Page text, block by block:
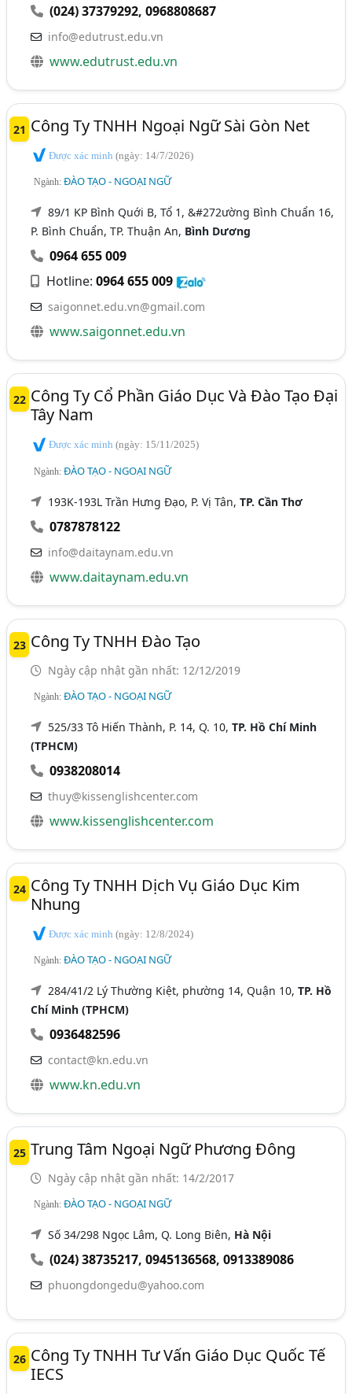
(024) 37379292,0968808687
info@edutrust.edu.vn
www.edutrust.edu.vn
21 Công Ty TNHH Ngoại Ngữ Sài Gòn Net
Được xác minh(ngày: 14/7/2026)
Ngành:ĐÀO TẠO - NGOẠI NGỮ
89/1 KP Bình Quới B, Tổ 1, &#272ường Bình Chuẩn 16,
P. Bình Chuẩn, TP. Thuận An, Bình Dương
0964 655 009
Hotline:0964 655 009
saigonnet.edu.vn@gmail.com
www.saigonnet.edu.vn
22 Công Ty Cổ Phần Giáo Dục Và Đào Tạo Đại
Tây Nam
Được xác minh(ngày: 15/11/2025)
Ngành:ĐÀO TẠO - NGOẠI NGỮ
193K-193L Trần Hưng Đạo, P. Vị Tân,TP. Cần Thơ
0787878122
info@daitaynam.edu.vn
www.daitaynam.edu.vn
23 Công Ty TNHH Đào Tạo
Ngày cập nhật gần nhất: 12/12/2019
Ngành:ĐÀO TẠO - NGOẠI NGỮ
525/33 Tô Hiến Thành, P. 14, Q. 10,TP. Hồ Chí Minh
(TPHCM)
0938208014
thuy@kissenglishcenter.com
www.kissenglishcenter.com
24 Công Ty TNHH Dịch Vụ Giáo Dục Kim
Nhung
Được xác minh(ngày: 12/8/2024)
Ngành:ĐÀO TẠO - NGOẠI NGỮ
284/41/2 Lý Thường Kiệt, phường 14, Quận 10,TP. Hồ
Chí Minh (TPHCM)
0936482596
contact@kn.edu.vn
www.kn.edu.vn
25 Trung Tâm Ngoại Ngữ Phương Đông
Ngày cập nhật gần nhất: 14/2/2017
Ngành:ĐÀO TẠO - NGOẠI NGỮ
Số 34/298 Ngọc Lâm, Q. Long Biên, Hà Nội
(024) 38735217,0945136568,0913389086
phuongdongedu@yahoo.com
26 Công Ty TNHH Tư Vấn Giáo Dục Quốc Tế
IECS